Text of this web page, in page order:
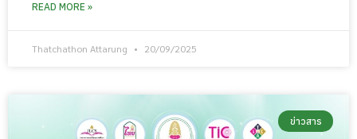
READ MORE »
Thatchathon Attarung 20/09/2025
ข่าวสาร